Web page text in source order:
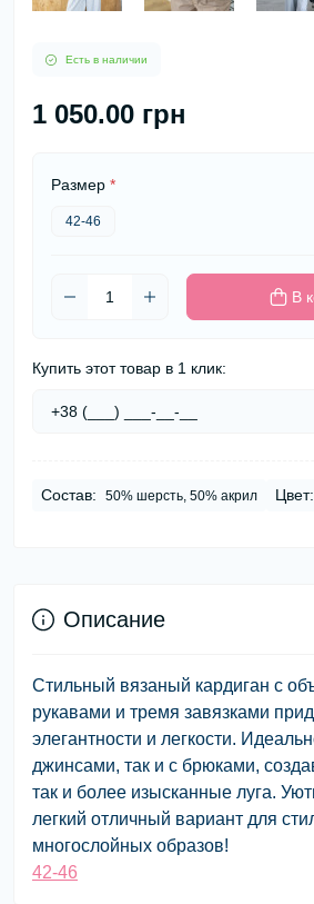
Есть в наличии
1 050.00 грн
Размер *
42-46
В
Купить этот товар в 1 клик:
Состав: 50% шерсть, 50% акрил Цвет:
Описание
Стильный вязаный кардиган с
рукавами и тремя завязками
элегантности и легкости.
джинсами, так и с брюками,
так и более изысканные луга.
легкий отличный вариант для
многослойных образов!
42-46